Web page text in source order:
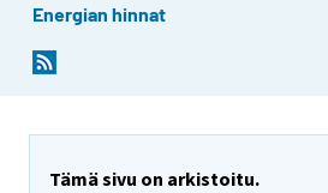
Energian hinnat
Tämä sivu on arkistoitu.